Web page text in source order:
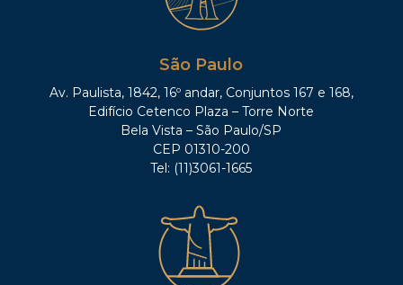
São Paulo
Av. Paulista, 1842, 16º andar, Conjuntos 167 e 168,
Edifício Cetenco Plaza – Torre Norte
Bela Vista – São Paulo/SP
CEP 01310-200
Tel: (11)3061-1665